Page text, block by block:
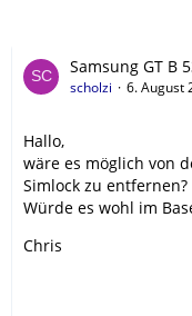
Samsung GT B
scholzi 6. August
Hallo,
wäre es möglich von
Simlock zu entfernen?
Würde es wohl im
Chris